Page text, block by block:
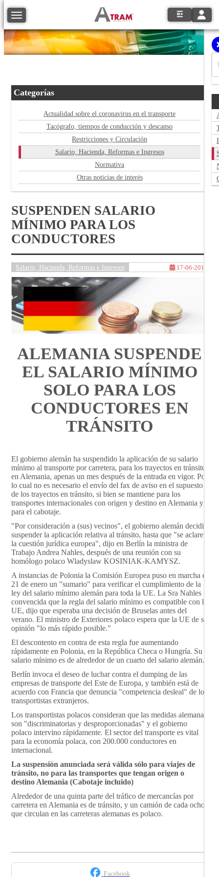
Toggle navigation
Categorías
Actualidad sobre el coronavirus en el transporte
Tacógrafo, tiempos de conducción y descanso
Restricciones y Circulación
Salario, Hacienda, Reformas e Ingresos
Normativa
Otras noticias de interés
SUSPENDEN SALARIO
MÍNIMO PARA LOS
CONDUCTORES
Salario, Hacienda, Reformas e Ingresos 17-06-2016
ALEMANIA SUSPENDE
EL SALARIO MÍNIMO
SOLO PARA LOS
CONDUCTORES EN
TRÁNSITO
El gobierno alemán ha suspendido la aplicación de su salario
mínimo al transporte por carretera, para los trayectos en tránsito
en Alemania, apenas un mes después de la entrada en vigor. Por
lo cual no es necesario el envío del fax de aviso en el supuesto
de los trayectos en tránsito, si bien se mantiene para los
transportes internacionales con origen y destino en Alemania y
para el cabotaje.
"Por consideración a (sus) vecinos", el gobierno alemán decidió
suspender la aplicación relativa al tránsito, hasta que "se aclare
la cuestión jurídica europea", dijo en Berlín la ministra de
Trabajo Andrea Nahles, después de una reunión con su
homólogo polaco Wladyslaw KOSINIAK-KAMYSZ.
A instancias de Polonia la Comisión Europea puso en marcha el
21 de enero un "sumario" para verificar el cumplimiento de la
ley del salario mínimo alemán para toda la UE. La Sra Nahles
convencida que la regla del salario mínimo es compatible con la
UE, dijo que esperaba una decisión de Bruselas antes del
verano. El ministro de Exteriores polaco espera que la UE de su
opinión "lo más rápido posible."
El descontento en contra de esta regla fue aumentando
rápidamente en Polonia, en la República Checa o Hungría. Su
salario mínimo es de alrededor de un cuarto del salario alemán.
Berlín invoca el deseo de luchar contra el dumping de las
empresas de transporte del Este de Europa, y también está de
acuerdo con Francia que denuncia "competencia desleal" de los
transportistas extranjeros.
Los transportistas polacos consideran que las medidas alemanas
son "discriminatorias y desproporcionadas" y el gobierno
polaco intervino rápidamente. El sector del transporte es vital
para la economía polaca, con 200.000 conductores en
internacional.
La suspensión anunciada será válida sólo para viajes de
tránsito, no para las transportes que tengan origen o
destino Alemania (Cabotaje incluido)
Alrededor de una quinta parte del tráfico de mercancías por
carretera en Alemania es de tránsito, y un camión de cada ocho
que circulan en las carreteras alemanas es polaco.
Facebook